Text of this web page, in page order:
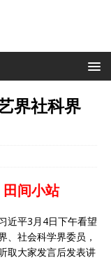
界社科界
间小站
近平3月4日下午看望
、社会科学界委员，
取大家发言后发表讲